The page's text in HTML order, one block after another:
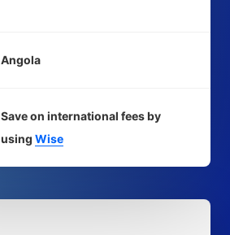
Angola
Save on international fees by
using Wise